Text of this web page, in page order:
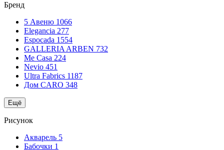
Бренд
5 Авеню 1066
Elegancia 277
Espocada 1554
GALLERIA ARBEN 732
Me Casa 224
Nevio 451
Ultra Fabrics 1187
Дом CARO 348
Ещё
Рисунок
Акварель 5
Бабочки 1